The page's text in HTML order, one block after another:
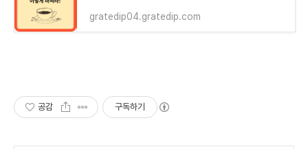
gratedip04.gratedip.com
공감 구독하기